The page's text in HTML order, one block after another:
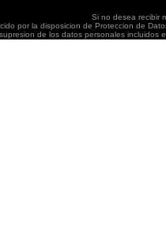
Si no desea recibir
por la disposicion de Proteccion de
de los datos personales